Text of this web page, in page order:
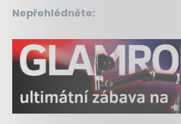
Nepřehlédněte: